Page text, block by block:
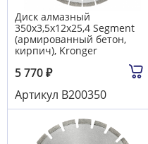
Диск алмазный
350x3,5х12х25,4 Segment
(армированный бетон,
кирпич), Kronger
5 770₽
Артикул B200350